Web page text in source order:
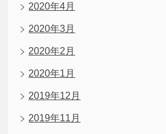
2020年4月
2020年3月
2020年2月
2020年1月
2019年12月
2019年11月